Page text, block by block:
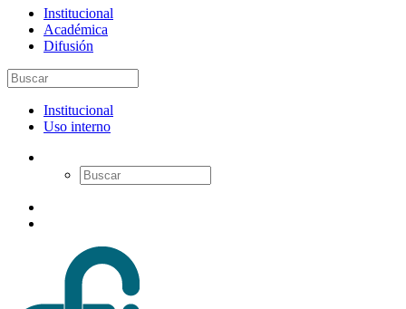
Institucional
Académica
Difusión
Institucional
Uso interno